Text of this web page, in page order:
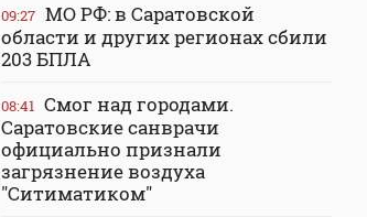
09:27 МО РФ: в Саратовской
области и других регионах сбили
203 БПЛА
08:41 Смог над городами.
Саратовские санврачи
официально признали
загрязнение воздуха
"Ситиматиком"